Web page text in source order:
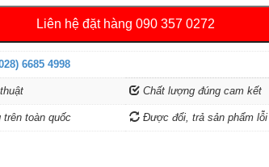
Liên hệ đặt hàng 090 357 0272
6685 4998
Chất lượng đúng cam kết
toàn quốc Được đổi, trả sản phẩm lỗi